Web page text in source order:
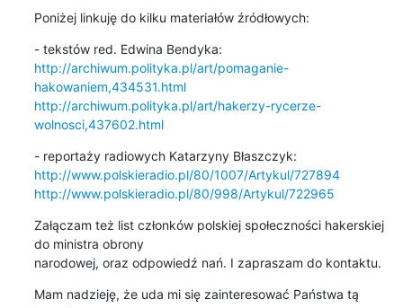
Poniżej linkuję do kilku materiałów źródłowych:
http://archiwum.polityka.pl/art/pomaganie-
hakowaniem,434531.html
http://archiwum.polityka.pl/art/hakerzy-rycerze-
wolnosci,437602.html
http://www.polskieradio.pl/80/1007/Artykul/727894
http://www.polskieradio.pl/80/998/Artykul/722965
Załączam też list członków polskiej społeczności hakerskiej
do ministra obrony
narodowej, oraz odpowiedź nań. I zapraszam do kontaktu.
Mam nadzieję, że uda mi się zainteresować Państwa tą